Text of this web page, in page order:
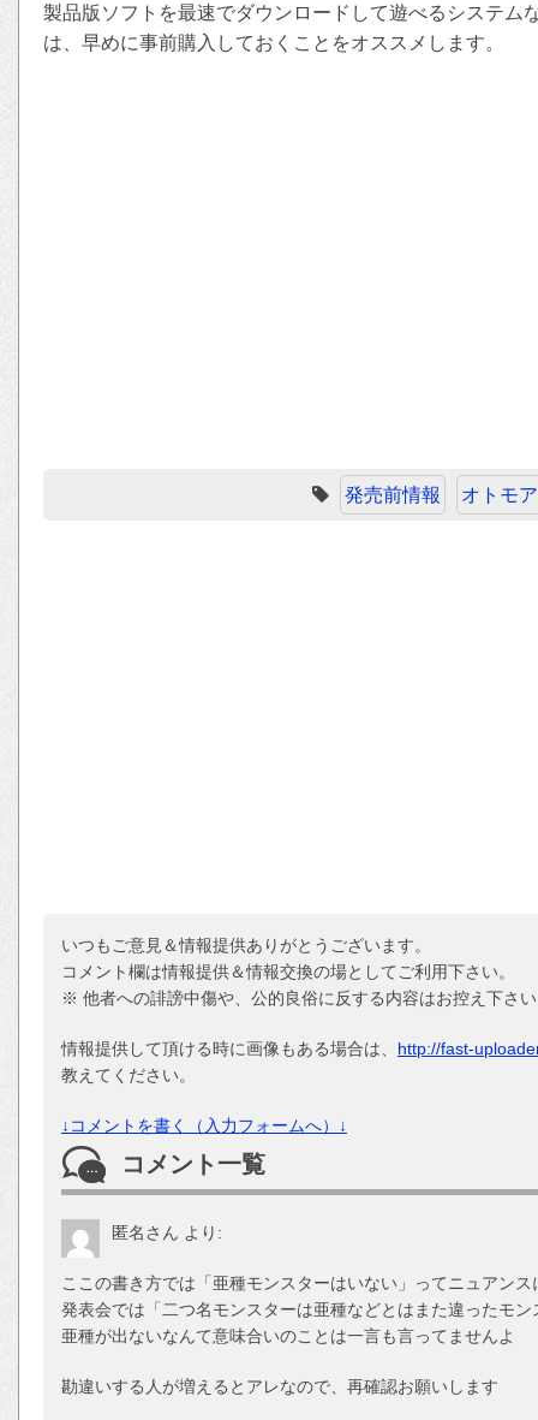
製品版ソフトを最速でダウンロードして遊べるシステム
は、早めに事前購入しておくことをオススメします。
発売前情報 オトモ
いつもご意見＆情報提供ありがとうございます。
コメント欄は情報提供＆情報交換の場としてご利用下さい。
※ 他者への誹謗中傷や、公的良俗に反する内容はお控え下さ
情報提供して頂ける時に画像もある場合は、 http://fast-
教えてください。
↓コメントを書く（入力フォームへ）↓
コメント一覧
匿名さん より:
ここの書き方では「亜種モンスターはいない」ってニュアン
発表会では「二つ名モンスターは亜種などとはまた違ったモ
亜種が出ないなんて意味合いのことは一言も言ってませんよ
勘違いする人が増えるとアレなので、再確認お願いします